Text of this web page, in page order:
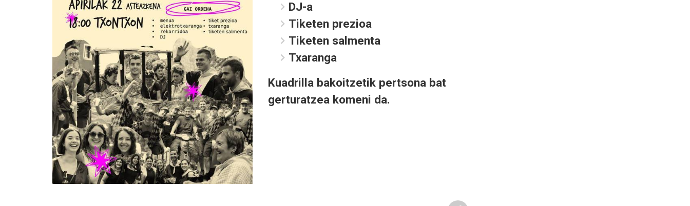
DJ-a
Tiketen prezioa
Tiketen salmenta
Txaranga
Kuadrilla bakoitzetik pertsona bat
gerturatzea komeni da.